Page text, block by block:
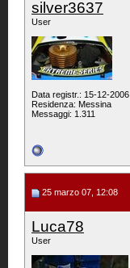
silver3637
User
Data registr.: 15-12-2006
Residenza: Messina
Messaggi: 1.311
25 marzo 07, 12:08
Luca78
User